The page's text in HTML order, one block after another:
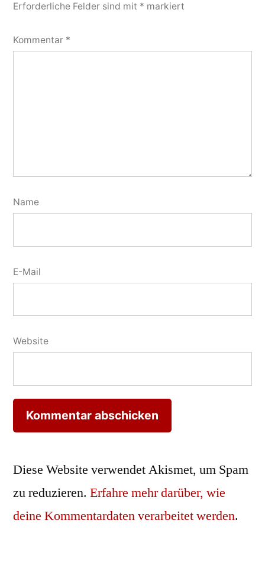
Erforderliche Felder sind mit * markiert
Kommentar *
Name
E-Mail
Website
Diese Website verwendet Akismet, um Spam
zu reduzieren. Erfahre mehr darüber, wie
deine Kommentardaten verarbeitet werden.